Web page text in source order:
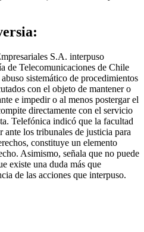
S.A. interpuso
de Telecomunicaciones de Chile
sistemático de procedimientos
con el objeto de mantener o
e impedir o al menos postergar el
directamente con el servicio
Telefónica indicó que la facultad
ante los tribunales de justicia para
constituye un elemento
Asimismo, señala que no puede
existe una duda más que
de las acciones que interpuso.